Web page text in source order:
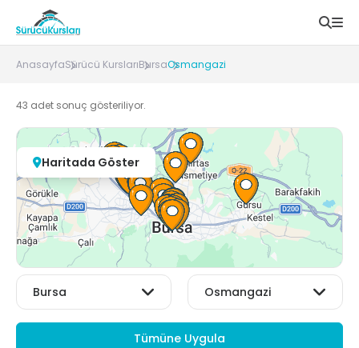
AnasayfaSürücü KurslarıBursaOsmangazi
43 adet sonuç gösteriliyor.
Haritada Göster
Tümüne Uygula